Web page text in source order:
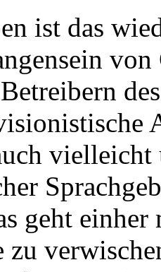
ist das
vielleicht
geht
zu